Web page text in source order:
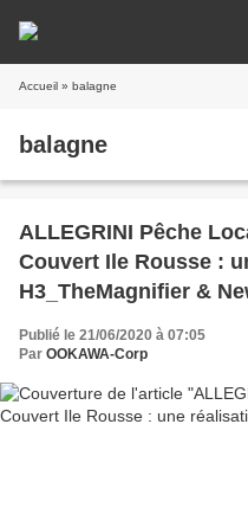
Accueil » balagne
balagne
ALLEGRINI Pêche
Couvert Ile Rousse :
H3_TheMagnifier &
Publié le 21/06/2020 à 07:05
Par OOKAWA-Corp